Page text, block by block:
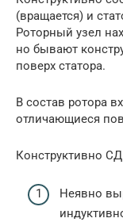
(вращается) и
Роторный узел
но бывают
поверх статора.
В состав ротора
отличающиеся
Конструктивно
Неявно